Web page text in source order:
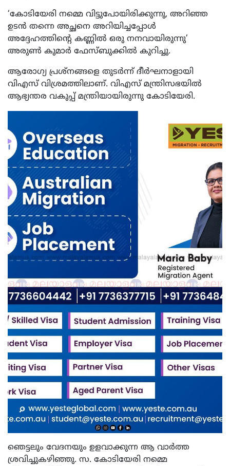
‘കോടിയേരി നമ്മെ വിട്ടുപോയിരിക്കുന്നു, അറിഞ്ഞ
ഉടന്‍ തന്നെ അച്ഛനെ അറിയിച്ചപ്പോള്‍
അദ്ദേഹത്തിന്റെ കണ്ണില്‍ ഒരു നനവായിരുന്നു’
അരുണ്‍ കുമാര്‍ ഫേസ്ബുക്കില്‍ കുറിച്ചു.
ആരോഗ്യ പ്രശ്നങ്ങളെ തുടര്‍ന്ന് ദീര്‍ഘനാളായി
വിഎസ് വിശ്രമത്തിലാണ്. വിഎസ് മന്ത്രിസഭയില്‍
ആഭ്യന്തര വകുപ്പ് മന്ത്രിയായിരുന്നു കോടിയേരി.
ഞെട്ടലും വേദനയും ഉളവാക്കുന്ന ആ വാര്‍ത്ത
ശ്രവിച്ചുകഴിഞ്ഞു. സ. കോടിയേരി നമ്മെ